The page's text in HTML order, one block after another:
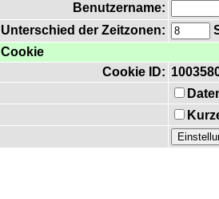
Benutzername:
Unterschied der Zeitzonen:
Cookie
Cookie ID: